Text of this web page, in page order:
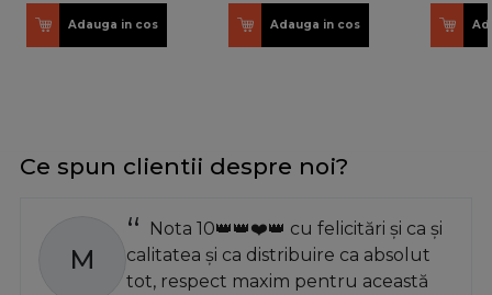
Adauga in cos Adauga in cos
Ce spun clientii despre noi?
M
Nota 10👑👑❤️👑 cu felicitări și ca și
calitatea și ca distribuire ca absolut
tot, respect maxim pentru această